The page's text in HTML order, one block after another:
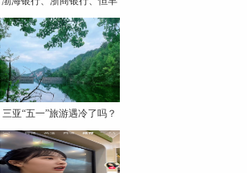
银
三亚“五一”旅游遇冷了吗？